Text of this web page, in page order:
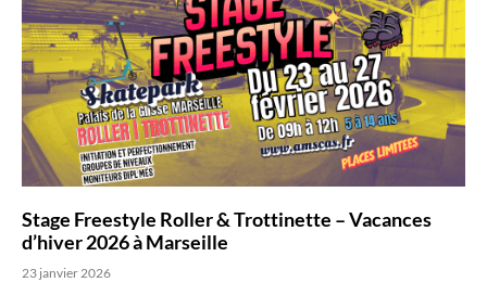
Stage Freestyle Roller & Trottinette – Vacances
d’hiver 2026 à Marseille
23 janvier 2026